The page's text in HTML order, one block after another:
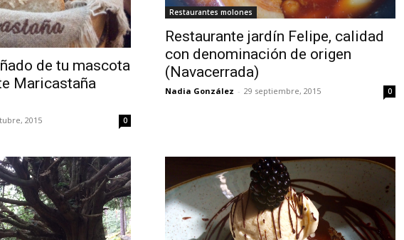
de tu mascota
Maricastaña
2015 0
Restaurantes molones
Restaurante jardín Felipe, calidad
con denominación de origen
(Navacerrada)
Nadia González - 29 septiembre, 2015 0